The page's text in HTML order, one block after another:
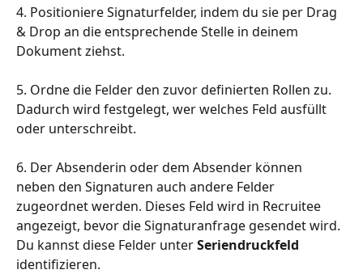
4. Positioniere Signaturfelder, indem du sie per Drag
& Drop an die entsprechende Stelle in deinem
Dokument ziehst.
5. Ordne die Felder den zuvor definierten Rollen zu.
Dadurch wird festgelegt, wer welches Feld ausfüllt
oder unterschreibt.
6. Der Absenderin oder dem Absender können
neben den Signaturen auch andere Felder
zugeordnet werden. Dieses Feld wird in Recruitee
angezeigt, bevor die Signaturanfrage gesendet wird.
Du kannst diese Felder unter Seriendruckfeld
identifizieren.